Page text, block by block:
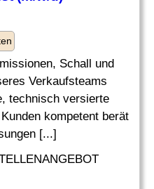
Schall und
Verkaufsteams
technisch versierte
kompetent berät
[...]